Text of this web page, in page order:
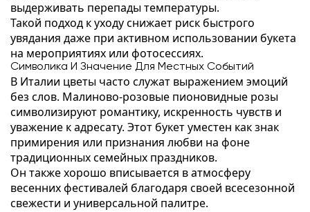
выдерживать перепады температуры.
Такой подход к уходу снижает риск быстрого
увядания даже при активном использовании букета
на мероприятиях или фотосессиях.
Символика И Значение Для Местных Событий
В Италии цветы часто служат выражением эмоций
без слов. Малиново-розовые пионовидные розы
символизируют романтику, искренность чувств и
уважение к адресату. Этот букет уместен как знак
примирения или признания любви на фоне
традиционных семейных праздников.
Он также хорошо вписывается в атмосферу
весенних фестивалей благодаря своей всесезонной
свежести и универсальной палитре.